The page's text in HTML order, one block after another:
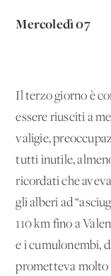
Mercoledì 07
Il terzo giorno è
essere riusciti a
valigie,
tutti inutile,
ricordati che
gli alberi ad
110 km fino a
e i cumulonembi,
prometteva molto